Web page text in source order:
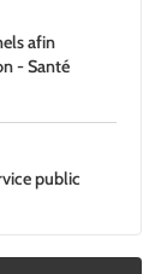
afin
- Santé
public